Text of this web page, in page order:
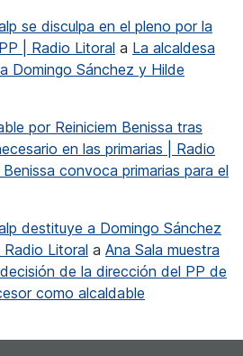
se disculpa en el pleno por la
| Radio Litoral a La alcaldesa
Domingo Sánchez y Hilde
por Reiniciem Benissa tras
en las primarias | Radio
Benissa convoca primarias para el
destituye a Domingo Sánchez
Litoral a Ana Sala muestra
de la dirección del PP de
como alcaldable